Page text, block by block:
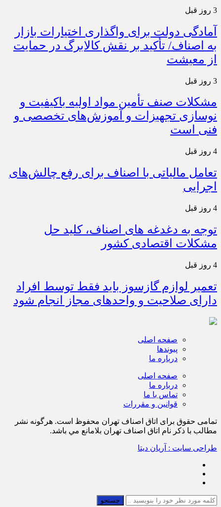
3 روز قبل
آمادگی دولت برای واگذاری اختیارات بازار
به اصناف/ تأکید بر نقش کالابرگ در حمایت
از معیشت
3 روز قبل
مشکلات صنف تأمین مواد اولیه باکیفیت و
نوسازی تجهیزات و آموزش‌های تخصصی و
فنی است
4 روز قبل
تعامل مالیاتی با اصناف برای رفع چالش‌های
اجرایی
4 روز قبل
توجه به دغدغه های اصناف، کلید حل
مشکلات اقتصادی کشور
4 روز قبل
تعمیر لوازم گازسوز باید فقط توسط افراد
دارای صلاحیت و واحدهای مجاز انجام شود
صفحه اصلی
پیوندها
درباره ما
صفحه اصلی
درباره ما
تماس با ما
قوانین و مقررات
تمامی حقوق برای اتاق اصناف تهران محفوظ است. هرگونه نشر
مطالب با ذكر نام اتاق اصناف تهران بلامانع مي باشد.
طراحی سایت : آریان دیتا
جستجو